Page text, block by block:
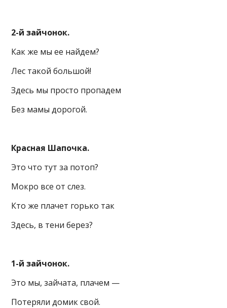
2-й зайчонок.
Как же мы ее найдем?
Лес такой большой!
Здесь мы просто пропадем
Без мамы дорогой.
Красная Шапочка.
Это что тут за потоп?
Мокро все от слез.
Кто же плачет горько так
Здесь, в тени берез?
1-й зайчонок.
Это мы, зайчата, плачем —
Потеряли домик свой.